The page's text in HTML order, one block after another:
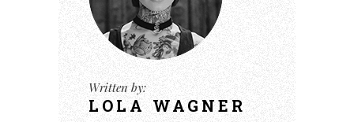
Written by:
LOLA WAGNER